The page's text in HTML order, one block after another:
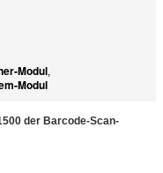
Modul,
Modul
der Barcode-Scan-